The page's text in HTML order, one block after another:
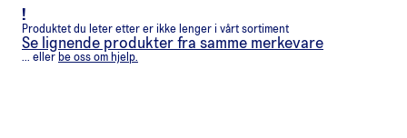
!
Produktet du leter etter er ikke lenger i vårt sortiment
Se lignende produkter fra samme merkevare
... eller be oss om hjelp.